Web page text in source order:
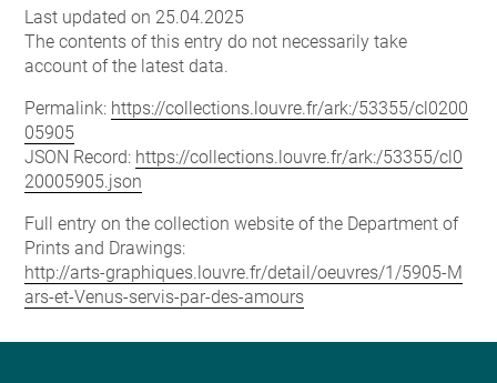
Last updated on 25.04.2025
The contents of this entry do not necessarily take
account of the latest data.
Permalink: https://collections.louvre.fr/ark:/53355/cl0200
05905
JSON Record: https://collections.louvre.fr/ark:/53355/cl0
20005905.json
Full entry on the collection website of the Department of
Prints and Drawings:
http://arts-graphiques.louvre.fr/detail/oeuvres/1/5905-M
ars-et-Venus-servis-par-des-amours